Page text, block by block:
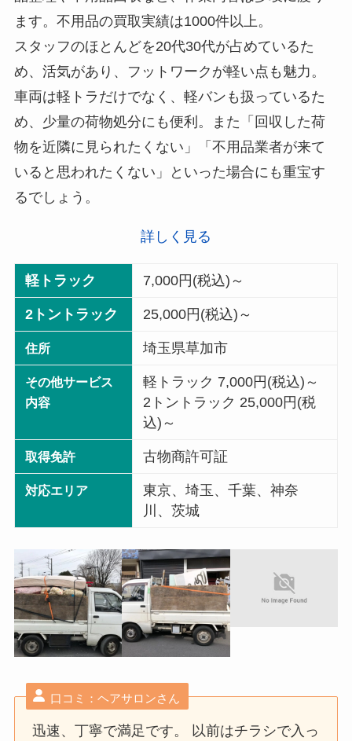
ます。不用品の買取実績は1000件以上。
スタッフのほとんどを20代30代が占めているた
め、活気があり、フットワークが軽い点も魅力。
車両は軽トラだけでなく、軽バンも扱っているた
め、少量の荷物処分にも便利。また「回収した荷
物を近隣に見られたくない」「不用品業者が来て
いると思われたくない」といった場合にも重宝す
るでしょう。
詳しく見る
軽トラック 7,000円(税込)～
2トントラック 25,000円(税込)～
住所 埼玉県草加市
その他サービス
内容
軽トラック 7,000円(税込)～
2トントラック 25,000円(税
込)～
取得免許 古物商許可証
対応エリア
東京、埼玉、千葉、神奈
川、茨城
口コミ：ヘアサロンさん
迅速、丁寧で満足です。 以前はチラシで入っ